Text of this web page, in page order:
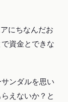
にちなんだお
資金とできな
ンダルを思い
えないか？と